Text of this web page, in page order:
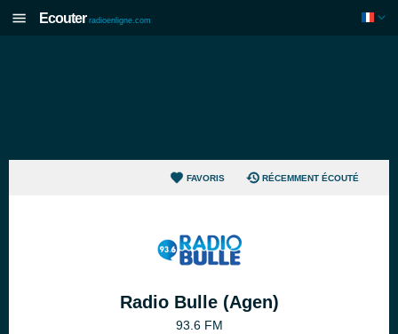
Ecouter radioenligne.com
FAVORIS RÉCEMMENT ÉCOUTÉ
Radio Bulle (Agen)
93.6 FM